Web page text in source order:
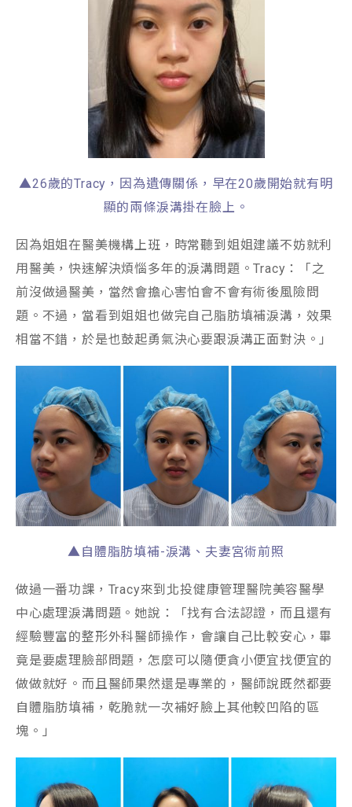
▲26歲的Tracy，因為遺傳關係，早在20歲開始就有明
顯的兩條淚溝掛在臉上。
因為姐姐在醫美機構上班，時常聽到姐姐建議不妨就利
用醫美，快速解決煩惱多年的淚溝問題。Tracy：「之
前沒做過醫美，當然會擔心害怕會不會有術後風險問
題。不過，當看到姐姐也做完自己脂肪填補淚溝，效果
相當不錯，於是也鼓起勇氣決心要跟淚溝正面對決。」
▲自體脂肪填補-淚溝、夫妻宮術前照
做過一番功課，Tracy來到北投健康管理醫院美容醫學
中心處理淚溝問題。她說：「找有合法認證，而且還有
經驗豐富的整形外科醫師操作，會讓自己比較安心，畢
竟是要處理臉部問題，怎麼可以隨便貪小便宜找便宜的
做做就好。而且醫師果然還是專業的，醫師說既然都要
自體脂肪填補，乾脆就一次補好臉上其他較凹陷的區
塊。」